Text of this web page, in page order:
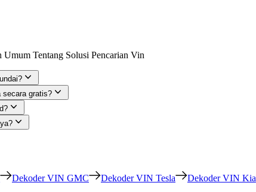
Umum Tentang Solusi Pencarian Vin
secara gratis?
Dekoder VIN GMC Dekoder VIN Tesla Dekoder VIN Kia